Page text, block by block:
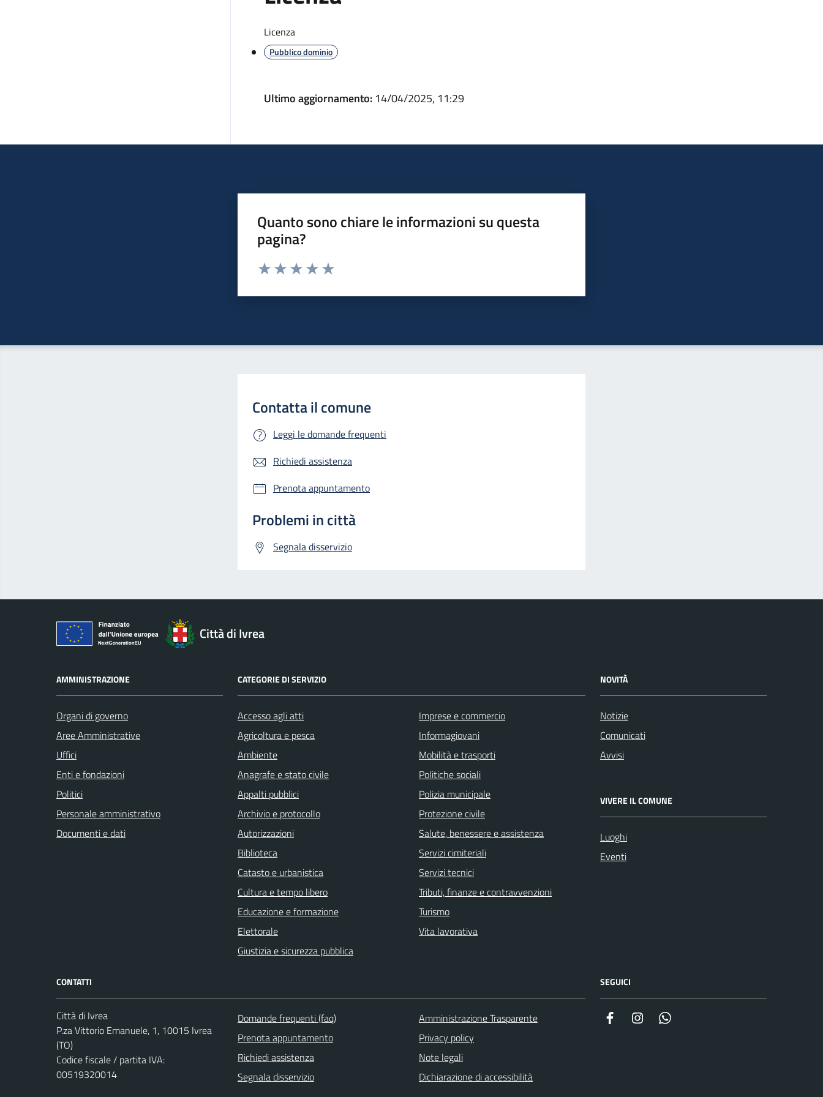
Licenza
Pubblico dominio
Ultimo aggiornamento: 14/04/2025, 11:29
Quanto sono chiare le informazioni su questa
pagina?
Valuta da 1 a 5 stelle la pagina
Contatta il comune
Leggi le domande frequenti
Richiedi assistenza
Prenota appuntamento
Problemi in città
Segnala disservizio
Città di Ivrea
AMMINISTRAZIONE
Organi di governo
Aree Amministrative
Uffici
Enti e fondazioni
Politici
Personale amministrativo
Documenti e dati
CATEGORIE DI SERVIZIO
Accesso agli atti
Agricoltura e pesca
Ambiente
Anagrafe e stato civile
Appalti pubblici
Archivio e protocollo
Autorizzazioni
Biblioteca
Catasto e urbanistica
Cultura e tempo libero
Educazione e formazione
Elettorale
Giustizia e sicurezza pubblica
Imprese e commercio
Informagiovani
Mobilità e trasporti
Politiche sociali
Polizia municipale
Protezione civile
Salute, benessere e assistenza
Servizi cimiteriali
Servizi tecnici
Tributi, finanze e contravvenzioni
Turismo
Vita lavorativa
NOVITÀ
Notizie
Comunicati
Avvisi
VIVERE IL COMUNE
Luoghi
Eventi
CONTATTI
Città di Ivrea
P.za Vittorio Emanuele, 1, 10015 Ivrea
(TO)
Codice fiscale / partita IVA:
00519320014
Domande frequenti (faq)
Prenota appuntamento
Richiedi assistenza
Segnala disservizio
Amministrazione Trasparente
Privacy policy
Note legali
Dichiarazione di accessibilità
SEGUICI
Facebook Instagram